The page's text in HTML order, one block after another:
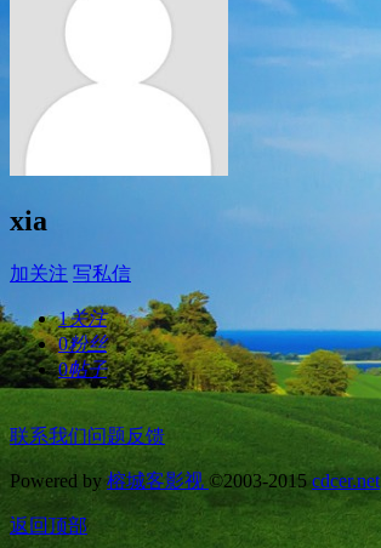
xia
加关注 写私信
1关注
0粉丝
0帖子
联系我们问题反馈
Powered by榕城客影视 ©2003-2015cdcer.net
返回顶部